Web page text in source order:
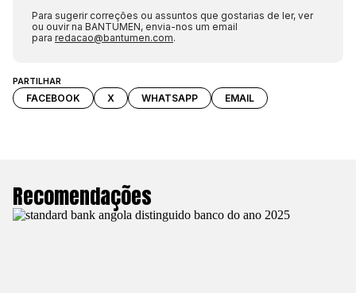
PARTILHAR
FACEBOOK X WHATSAPP EMAIL
Para sugerir correções ou assuntos que gostarias de ler, ver
ou ouvir na BANTUMEN, envia-nos um email
para redacao@bantumen.com.
Recomendações